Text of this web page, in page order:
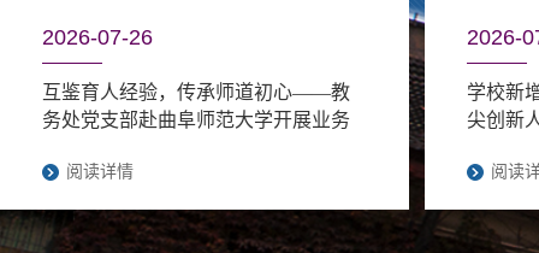
2026-07-26
互鉴育人经验，传承师道初心——教
务处党支部赴曲阜师范大学开展业务
阅读详情
2026-
学校新
尖创新
阅读